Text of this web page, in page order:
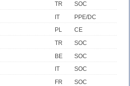
TR
SOC
IT
PPE/DC
PL
CE
TR
SOC
BE
SOC
IT
SOC
FR
SOC